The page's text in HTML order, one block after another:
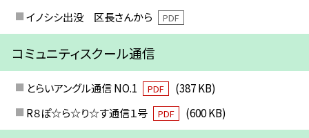
イノシシ出没 区長さんから PDF
コミュニティスクール通信
とらいアングル通信 NO.1 PDF
(387 KB)
R８ぽ☆ら☆り☆す通信１号
PDF (600 KB)